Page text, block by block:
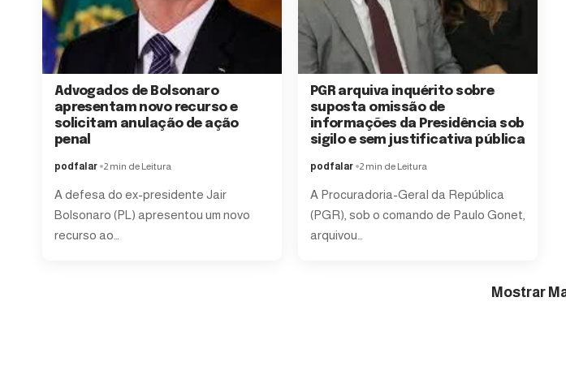
Advogados de Bolsonaro
apresentam novo recurso e
solicitam anulação de ação
penal
podfalar 2 min de Leitura
A defesa do ex-presidente Jair
Bolsonaro (PL) apresentou um novo
recurso ao…
PGR arquiva inquérito sobre
suposta omissão de
informações da Presidência sob
sigilo e sem justificativa pública
podfalar 2 min de Leitura
A Procuradoria-Geral da República
(PGR), sob o comando de Paulo Gonet,
arquivou…
Mostrar